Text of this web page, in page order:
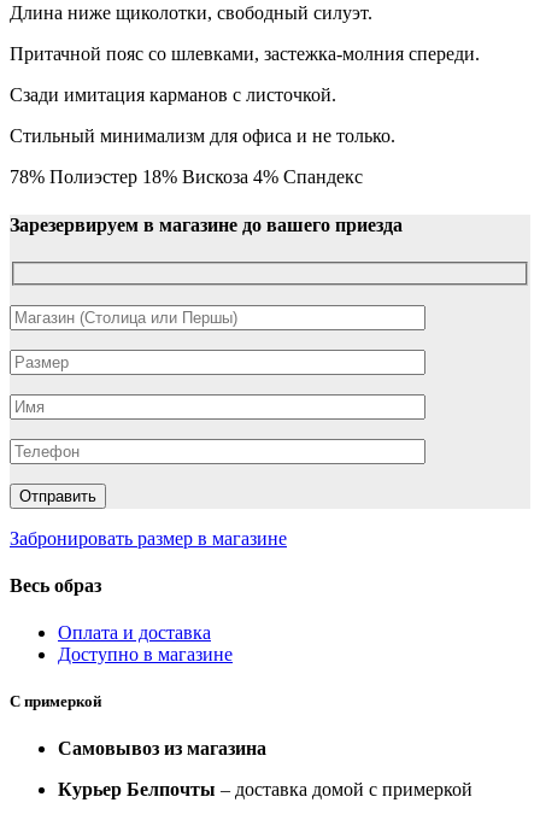
Длина ниже щиколотки, свободный силуэт.
Притачной пояс со шлевками, застежка-молния спереди.
Сзади имитация карманов с листочкой.
Стильный минимализм для офиса и не только.
78% Полиэстер 18% Вискоза 4% Спандекс
Зарезервируем в магазине до вашего приезда
Забронировать размер в магазине
Весь образ
Оплата и доставка
Доступно в магазине
С примеркой
Самовывоз из магазина
Курьер Белпочты – доставка домой с примеркой